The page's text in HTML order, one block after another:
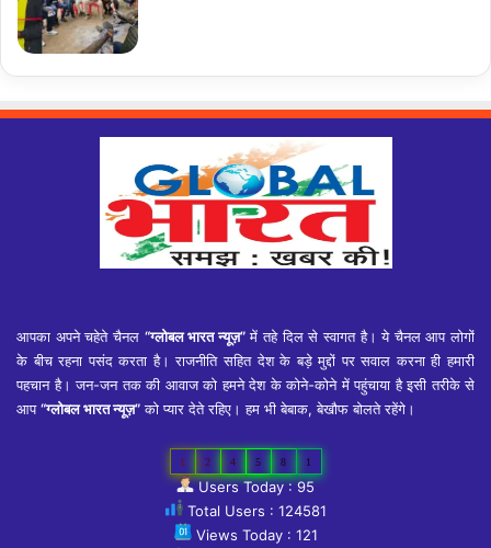
आपका अपने चहेते चैनल “ग्लोबल भारत न्यूज़”में तहे दिल से स्वागत है। ये चैनल आप लोगों
के बीच रहना पसंद करता है। राजनीति सहित देश के बड़े मुद्दों पर सवाल करना ही हमारी
पहचान है। जन-जन तक की आवाज को हमने देश के कोने-कोने में पहुंचाया है इसी तरीके से
आप“ग्लोबल भारत न्यूज़”को प्यार देते रहिए। हम भी बेबाक, बेखौफ बोलते रहेंगे।
1 2 4 5 8 1
Users Today : 95
Total Users : 124581
Views Today : 121